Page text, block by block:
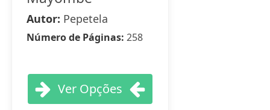
Autor: Pepetela
Número de Páginas: 258
Ver Opções